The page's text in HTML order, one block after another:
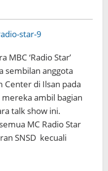
MBC ‘Radio Star’
sembilan anggota
Center di Ilsan pada
mereka ambil bagian
talk show ini.
MC Radio Star
SNSD kecuali